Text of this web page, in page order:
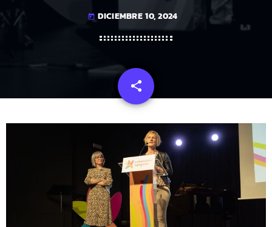
today DICIEMBRE 10, 2024
share
email